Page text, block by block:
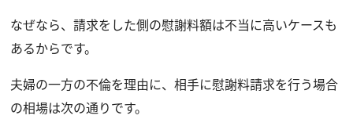
なぜなら、請求をした側の慰謝料額は不当に高いケースも
あるからです。
夫婦の一方の不倫を理由に、相手に慰謝料請求を行う場合
の相場は次の通りです。